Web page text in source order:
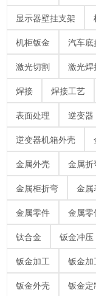
显示器壁挂支架
机柜钣金 汽车底
激光切割 激光焊
焊接 焊接工艺
表面处理 逆变器
逆变器机箱外壳
金属外壳 金属折
金属柜折弯 金属
金属零件 金属零
钛合金 钣金冲压
钣金加工 钣金加
钣金外壳 钣金定